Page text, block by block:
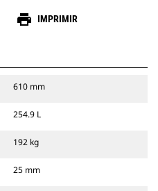
print IMPRIMIR
610 mm
254.9 L
192 kg
25 mm